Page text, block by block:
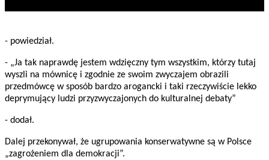
- powiedział.
- „Ja tak naprawdę jestem wdzięczny tym wszystkim, którzy tutaj
wyszli na mównicę i zgodnie ze swoim zwyczajem obrazili
przedmówcę w sposób bardzo arogancki i taki rzeczywiście lekko
deprymujący ludzi przyzwyczajonych do kulturalnej debaty”
- dodał.
Dalej przekonywał, że ugrupowania konserwatywne są w Polsce
„zagrożeniem dla demokracji”.